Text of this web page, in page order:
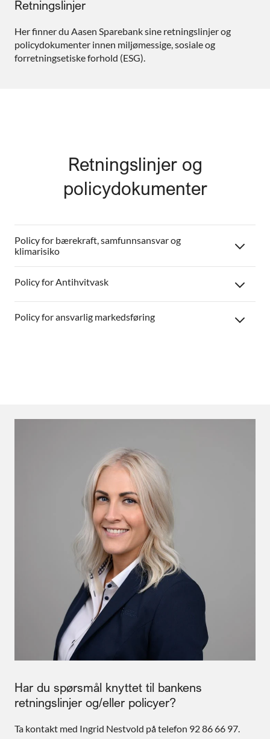
Retningslinjer
Her finner du Aasen Sparebank sine retningslinjer og
policydokumenter innen miljømessige, sosiale og
forretningsetiske forhold (ESG).
Retningslinjer og
policydokumenter
Policy for bærekraft, samfunnsansvar og
klimarisiko
Policy for Antihvitvask
Policy for ansvarlig markedsføring
Har du spørsmål knyttet til bankens
retningslinjer og/eller policyer?
Ta kontakt med Ingrid Nestvold på telefon 92 86 66 97.